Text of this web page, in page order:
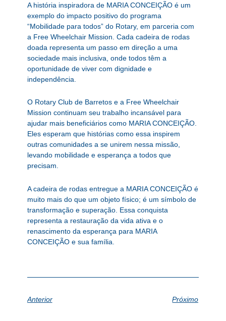
A história inspiradora de MARIA CONCEIÇÃO é um
exemplo do impacto positivo do programa
“Mobilidade para todos” do Rotary, em parceria com
a Free Wheelchair Mission. Cada cadeira de rodas
doada representa um passo em direção a uma
sociedade mais inclusiva, onde todos têm a
oportunidade de viver com dignidade e
independência.
O Rotary Club de Barretos e a Free Wheelchair
Mission continuam seu trabalho incansável para
ajudar mais beneficiários como MARIA CONCEIÇÃO.
Eles esperam que histórias como essa inspirem
outras comunidades a se unirem nessa missão,
levando mobilidade e esperança a todos que
precisam.
A cadeira de rodas entregue a MARIA CONCEIÇÃO é
muito mais do que um objeto físico; é um símbolo de
transformação e superação. Essa conquista
representa a restauração da vida ativa e o
renascimento da esperança para MARIA
CONCEIÇÃO e sua família.
Anterior Próximo